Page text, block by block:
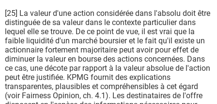
[25] La valeur d'une action considérée dans l'absolu doit être
distinguée de sa valeur dans le contexte particulier dans
lequel elle se trouve. De ce point de vue, il est vrai que la
faible liquidité d'un marché boursier et le fait qu'il existe un
actionnaire fortement majoritaire peut avoir pour effet de
diminuer la valeur en bourse des actions concernées. Dans
ce cas, une décote par rapport à la valeur absolue de l'action
peut être justifiée. KPMG fournit des explications
transparentes, plausibles et compréhensibles à cet égard
(voir Fairness Opinion, ch. 4.1). Les destinataires de l'offre